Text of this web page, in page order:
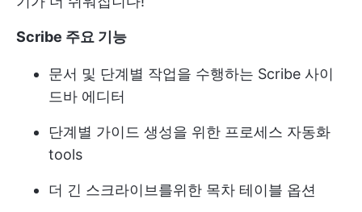
Scribe 주요 기능
문서 및 단계별 작업을 수행하는 Scribe 사이
드바 에디터
단계별 가이드 생성을 위한 프로세스 자동화
tools
더 긴 스크라이브를위한 목차 테이블 옵션